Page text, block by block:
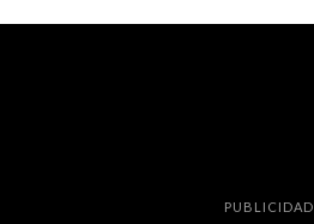
PUBLICIDAD